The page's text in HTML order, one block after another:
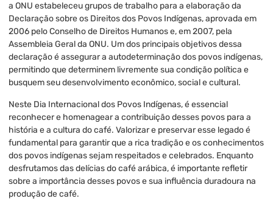
a ONU estabeleceu grupos de trabalho para a elaboração da
Declaração sobre os Direitos dos Povos Indígenas, aprovada em
2006 pelo Conselho de Direitos Humanos e, em 2007, pela
Assembleia Geral da ONU. Um dos principais objetivos dessa
declaração é assegurar a autodeterminação dos povos indígenas,
permitindo que determinem livremente sua condição política e
busquem seu desenvolvimento econômico, social e cultural.
Neste Dia Internacional dos Povos Indígenas, é essencial
reconhecer e homenagear a contribuição desses povos para a
história e a cultura do café. Valorizar e preservar esse legado é
fundamental para garantir que a rica tradição e os conhecimentos
dos povos indígenas sejam respeitados e celebrados. Enquanto
desfrutamos das delícias do café arábica, é importante refletir
sobre a importância desses povos e sua influência duradoura na
produção de café.